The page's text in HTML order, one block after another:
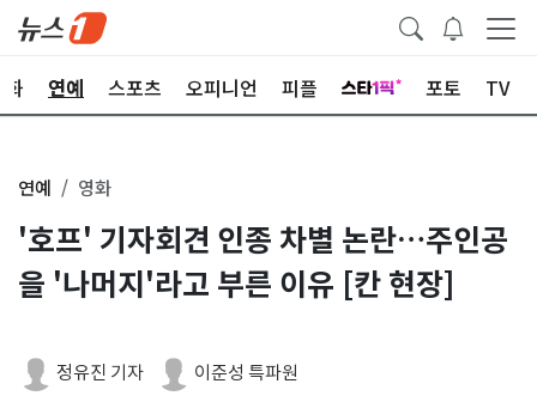
화 연예 스포츠 오피니언 피플 포토 TV
연예 영화
'호프' 기자회견 인종 차별 논란…주인공
을 '나머지'라고 부른 이유 [칸 현장]
정유진 기자 이준성 특파원